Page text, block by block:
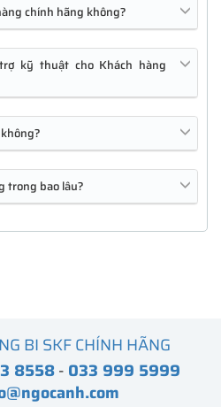
chính hãng không?
kỹ thuật cho Khách hàng
trong bao lâu?
BI SKF CHÍNH HÃNG
8558- 033 999 5999